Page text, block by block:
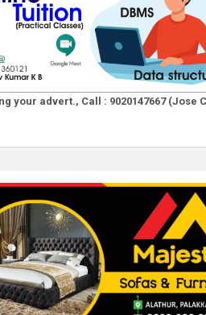
your advert., Call : 9020147667 (Jose